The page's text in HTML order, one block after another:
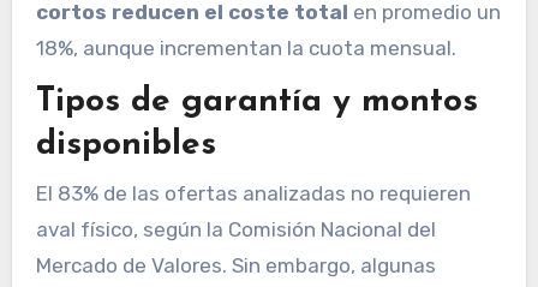
cortos reducen el coste total en promedio un
18%, aunque incrementan la cuota mensual.
Tipos de garantía y montos
disponibles
El 83% de las ofertas analizadas no requieren
aval físico, según la Comisión Nacional del
Mercado de Valores. Sin embargo, algunas